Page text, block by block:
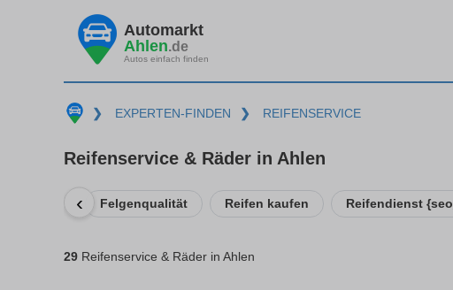
Automarkt
Ahlen.de
Autos einfach finden
❯ EXPERTEN-FINDEN ❯ REIFENSERVICE
Reifenservice & Räder in Ahlen
‹ Felgenqualität Reifen kaufen Reifendienst
29 Reifenservice & Räder in Ahlen